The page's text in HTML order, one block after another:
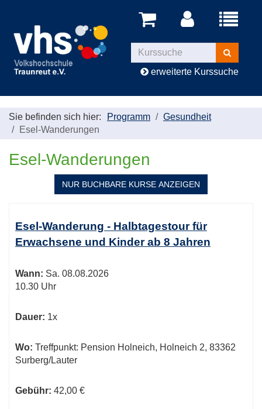
Menü
Kurse
suchen
erweiterte Kurssuche
Sie befinden sich hier: Programm
Gesundheit
Esel-Wanderungen
Esel-Wanderungen
NUR BUCHBARE KURSE ANZEIGEN
Tabellenüberschriften
können
sortiert
Esel-Wanderung - Halbtagestour für
Erwachsene und Kinder ab 8 Jahren
Wann: Sa. 08.08.2026
10.30 Uhr
Dauer: 1x
Wo: Treffpunkt: Pension Holneich, Holneich 2, 83362
Surberg/Lauter
Gebühr: 42,00 €